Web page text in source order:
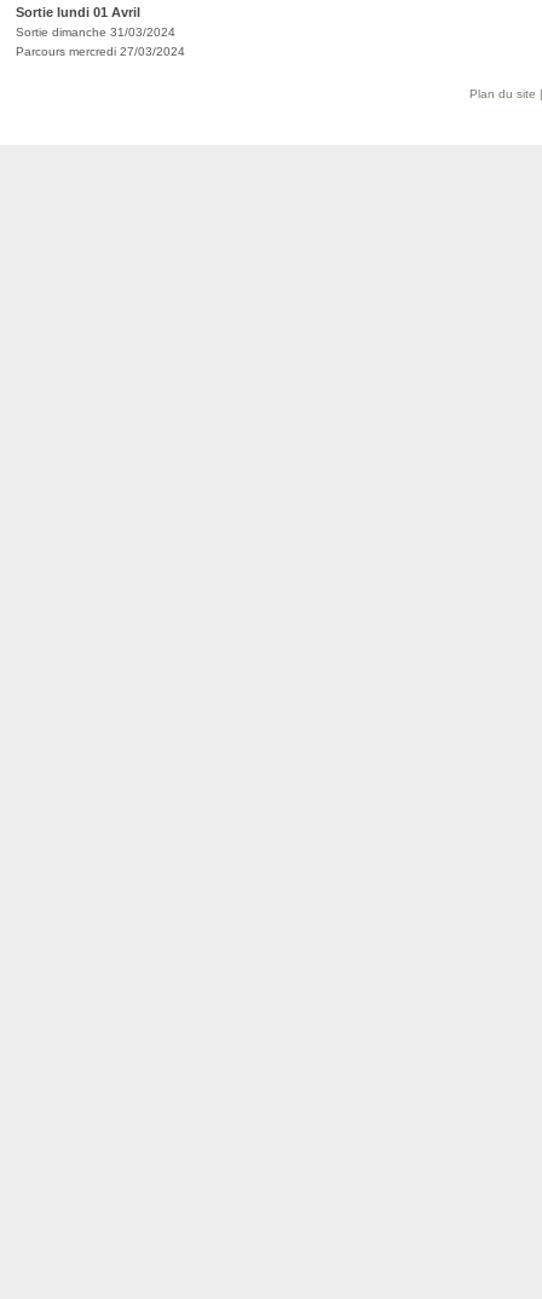
Sortie lundi 01 Avril
Sortie dimanche 31/03/2024
Parcours mercredi 27/03/2024
Plan du site